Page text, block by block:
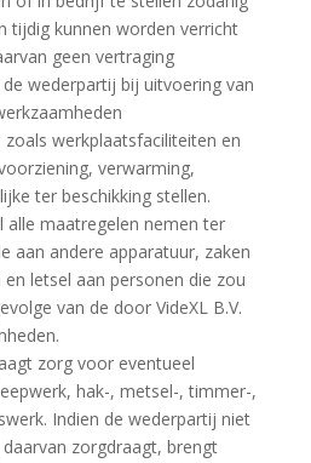
tijdig kunnen worden verricht
geen vertraging
wederpartij bij uitvoering van
zoals werkplaatsfaciliteiten en
verwarming,
ter beschikking stellen.
alle maatregelen nemen ter
aan andere apparatuur, zaken
letsel aan personen die zou
van de door VideXL B.V.
zorg voor eventueel
hak-, metsel-, timmer-,
Indien de wederpartij niet
zorgdraagt, brengt